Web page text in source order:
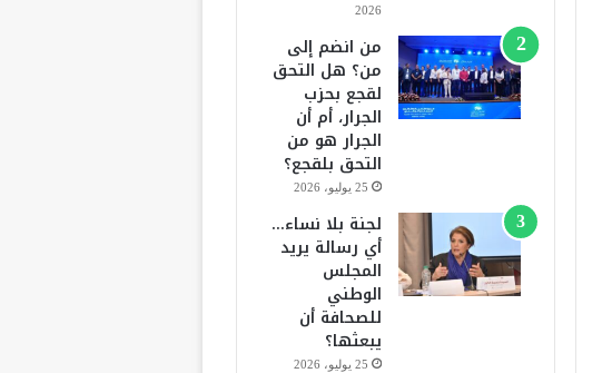
2026
من انضم إلى
من؟ هل التحق
لقجع بحزب
الجرار، أم أن
الجرار هو من
التحق بلقجع؟
25 يوليو، 2026
لجنة بلا نساء…
أي رسالة يريد
المجلس
الوطني
للصحافة أن
يبعثها؟
25 يوليو، 2026